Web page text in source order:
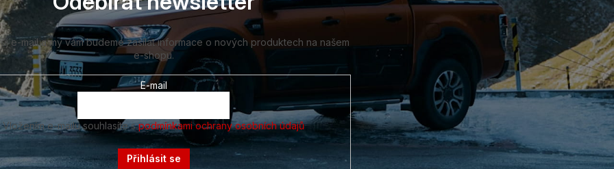
e-mail a my vám budeme zasílat informace o nových produktech na našem
e-shopu.
E-mail
Vložením e-mailu souhlasíte spodmínkami ochrany osobních údajů
Přihlásit se